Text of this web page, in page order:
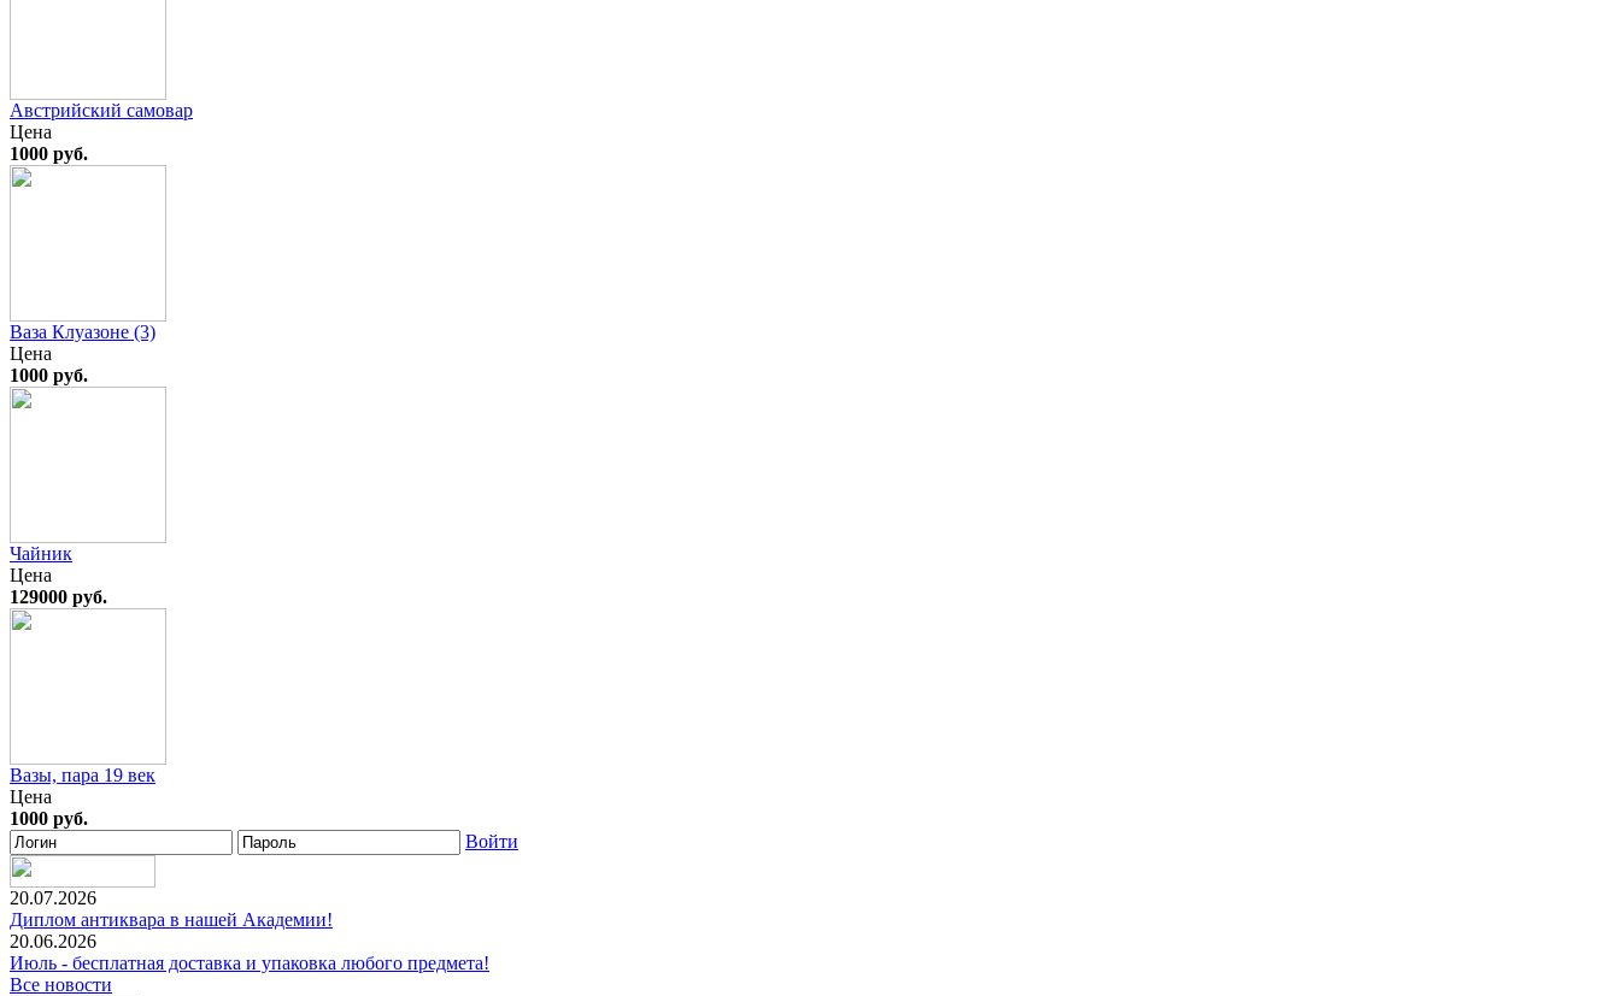
Австрийский самовар
Цена
1000 руб.
Ваза Клуазоне (3)
Цена
1000 руб.
Чайник
Цена
129000 руб.
Вазы, пара 19 век
Цена
1000 руб.
Войти
20.07.2026
Диплом антиквара в нашей Академии!
20.06.2026
Июль - бесплатная доставка и упаковка любого предмета!
Все новости